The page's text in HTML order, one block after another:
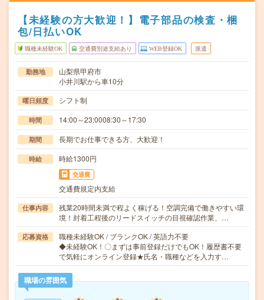
【未経験の方大歓迎！】電子部品の検査・梱
包/日払いOK
職種未経験OK 交通費別途支給あり WEB登録OK 派遣
勤務地
山梨県甲府市
小井川駅から車10分
曜日頻度 シフト制
時間 14:00～23:0008:30～17:30
期間 長期でお仕事できる方、大歓迎！
時給 時給1300円
交通費
交通費規定内支給
仕事内容
残業20時間未満で程よく稼げる！空調完備で働きやすい環
境！封着工程後のリードスイッチの目視確認作業、…
応募資格
職種未経験OK / ブランクOK / 英語力不要
◆未経験OK！〇まずは事前登録だけでもOK！履歴書不要
で気軽にオンライン登録★氏名・職種などを入力す…
職場の雰囲気